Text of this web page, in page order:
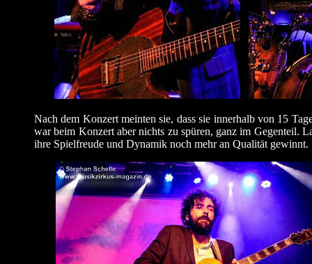
Nach dem Konzert meinten sie, dass sie innerhalb von 15
war beim Konzert aber nichts zu spüren, ganz im Gegenteil.
ihre Spielfreude und Dynamik noch mehr an Qualität gewinnt.